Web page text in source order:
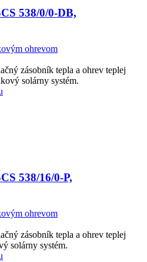
538/0/0-DB,
ohrevom
zásobník tepla a ohrev teplej
solárny systém.
538/16/0-P,
ohrevom
zásobník tepla a ohrev teplej
solárny systém.